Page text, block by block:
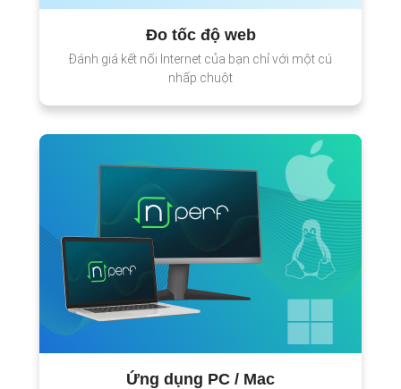
Đo tốc độ web
Đánh giá kết nối Internet của bạn chỉ với một cú
nhấp chuột
Ứng dụng PC / Mac